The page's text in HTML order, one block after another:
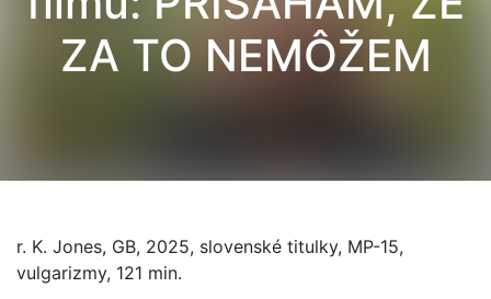
ZA TO NEMÔŽEM
r. K. Jones, GB, 2025, slovenské titulky, MP-15,
vulgarizmy, 121 min.